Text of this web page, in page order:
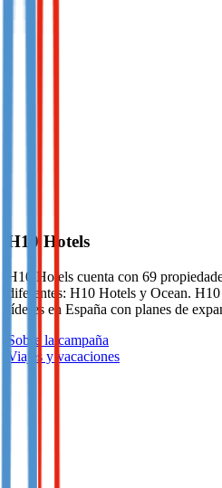
H10 Hotels
H10 Hotels cuenta con 69
diferentes: H10 Hotels y Ocean.
líderes en España con planes de
Sobre la campaña
Viajes y vacaciones